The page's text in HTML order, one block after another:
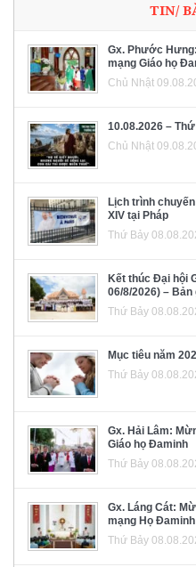
TIN/
Gx. Phước
mạng Giáo họ
Chủ Nhật
10.08.2026 –
Chủ Nhật
Lịch trình
XIV tại Pháp
Thứ Bảy
Kết thúc Đại hội
06/8/2026) –
Thứ Bảy
Mục tiêu năm
Thứ Bảy
Gx. Hải Lâm:
Giáo họ Đaminh
Thứ Bảy
Gx. Láng Cát:
mạng Họ Đaminh
Thứ Bảy